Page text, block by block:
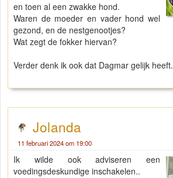
en toen al een zwakke hond.
Waren de moeder en vader hond wel
gezond, en de nestgenootjes?
Wat zegt de fokker hiervan?
Verder denk ik ook dat Dagmar gelijk heeft.
Jolanda
11 februari 2024 om 19:00
Ik wilde ook adviseren een
voedingsdeskundige inschakelen..